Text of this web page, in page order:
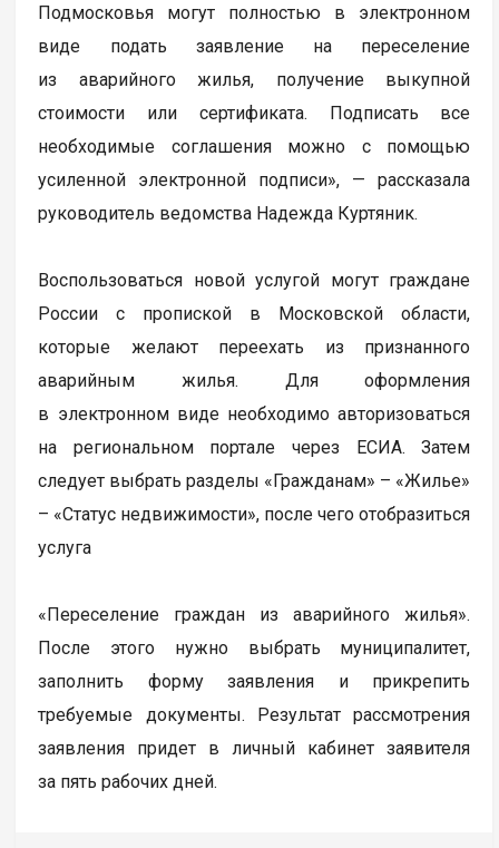
Подмосковья могут полностью в электронном
виде подать заявление на переселение
из аварийного жилья, получение выкупной
стоимости или сертификата. Подписать все
необходимые соглашения можно с помощью
усиленной электронной подписи», — рассказала
руководитель ведомства Надежда Куртяник.
Воспользоваться новой услугой могут граждане
России с пропиской в Московской области,
которые желают переехать из признанного
аварийным жилья. Для оформления
в электронном виде необходимо авторизоваться
на региональном портале через ЕСИА. Затем
следует выбрать разделы «Гражданам» – «Жилье»
– «Статус недвижимости», после чего отобразиться
услуга
«Переселение граждан из аварийного жилья».
После этого нужно выбрать муниципалитет,
заполнить форму заявления и прикрепить
требуемые документы. Результат рассмотрения
заявления придет в личный кабинет заявителя
за пять рабочих дней.